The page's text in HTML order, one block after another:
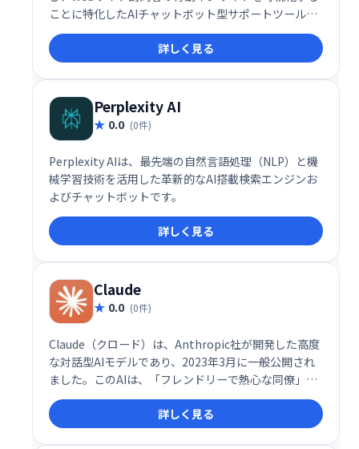
ことに特化したAIチャットボット型サポートツールで
す。特に中小企業（SMEs）にとって、問い合わせ対応
の自動化とユーザーのニーズ分析を同時に実現できる
点が高く評価されています。
詳しく見る
Perplexity AI
0.0 (0件)
Perplexity AIは、最先端の自然言語処理（NLP）と機
械学習技術を活用した革新的なAI搭載検索エンジンお
よびチャットボットです。
詳しく見る
Claude
0.0 (0件)
Claude（クロード）は、Anthropic社が開発した高度
な対話型AIモデルであり、2023年3月に一般公開され
ました。このAIは、「フレンドリーで熱心な同僚」の
ように振る舞うことを目指して設計されており、ユー
ザーとの自然な対話を通じて多様なタスクをサポート
します。
詳しく見る